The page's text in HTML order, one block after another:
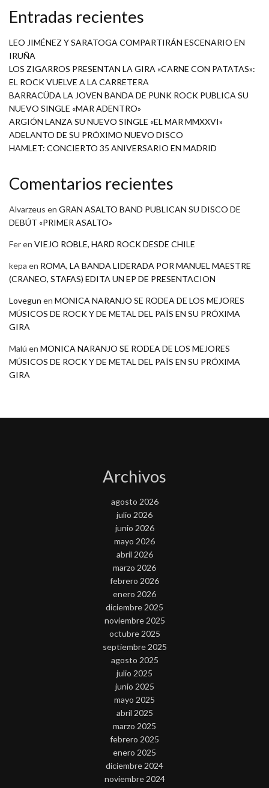
Entradas recientes
LEO JIMÉNEZ Y SARATOGA COMPARTIRÁN ESCENARIO EN
IRUÑA
LOS ZIGARROS PRESENTAN LA GIRA «CARNE CON PATATAS»:
EL ROCK VUELVE A LA CARRETERA
BARRACÜDA LA JOVEN BANDA DE PUNK ROCK PUBLICA SU
NUEVO SINGLE «MAR ADENTRO»
ARGIÓN LANZA SU NUEVO SINGLE «EL MAR MMXXVI»
ADELANTO DE SU PRÓXIMO NUEVO DISCO
HAMLET: CONCIERTO 35 ANIVERSARIO EN MADRID
Comentarios recientes
Alvarzeus en GRAN ASALTO BAND PUBLICAN SU DISCO DE
DEBÚT «PRIMER ASALTO»
Feren VIEJO ROBLE, HARD ROCK DESDE CHILE
kepa en ROMA, LA BANDA LIDERADA POR MANUEL MAESTRE
(CRANEO, STAFAS) EDITA UN EP DE PRESENTACION
Lovegun en MONICA NARANJO SE RODEA DE LOS MEJORES
MÚSICOS DE ROCK Y DE METAL DEL PAÍS EN SU PRÓXIMA
GIRA
Malú en MONICA NARANJO SE RODEA DE LOS MEJORES
MÚSICOS DE ROCK Y DE METAL DEL PAÍS EN SU PRÓXIMA
GIRA
Archivos
agosto 2026
julio 2026
junio 2026
mayo 2026
abril 2026
marzo 2026
febrero 2026
enero 2026
diciembre 2025
noviembre 2025
octubre 2025
septiembre 2025
agosto 2025
julio 2025
junio 2025
mayo 2025
abril 2025
marzo 2025
febrero 2025
enero 2025
diciembre 2024
noviembre 2024